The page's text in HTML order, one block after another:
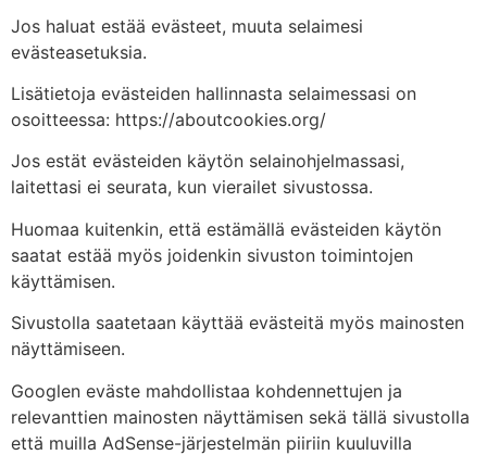
Jos haluat estää evästeet, muuta selaimesi
evästeasetuksia.
Lisätietoja evästeiden hallinnasta selaimessasi on
osoitteessa: https://aboutcookies.org/
Jos estät evästeiden käytön selainohjelmassasi,
laitettasi ei seurata, kun vierailet sivustossa.
Huomaa kuitenkin, että estämällä evästeiden käytön
saatat estää myös joidenkin sivuston toimintojen
käyttämisen.
Sivustolla saatetaan käyttää evästeitä myös mainosten
näyttämiseen.
Googlen eväste mahdollistaa kohdennettujen ja
relevanttien mainosten näyttämisen sekä tällä sivustolla
että muilla AdSense-järjestelmän piiriin kuuluvilla